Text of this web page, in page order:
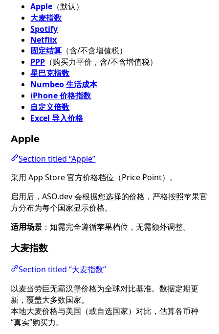
Apple （默认）
大麦指数
Spotify
Netflix
固定结算 （含/不含增值税）
PPP （购买力平价，含/不含增值税）
星巴克指数
Numbeo 生活成本
iPhone 价格指数
自定义倍数
Excel 导入价格
Apple
Section titled “Apple”
采用 App Store 官方价格档位（Price Point）。
启用后，ASO.dev 会根据您选择的价格，严格按照苹果官
方分布为每个国家显示价格。
适用场景 ：如需完全遵循苹果档位，无需额外调整。
大麦指数
Section titled “大麦指数”
以麦当劳巨无霸汉堡价格为全球对比基准。数据定期更
新，覆盖大多数国家。
本地大麦价格与美国（或自选国家）对比，估算各币种
“真实”购买力。